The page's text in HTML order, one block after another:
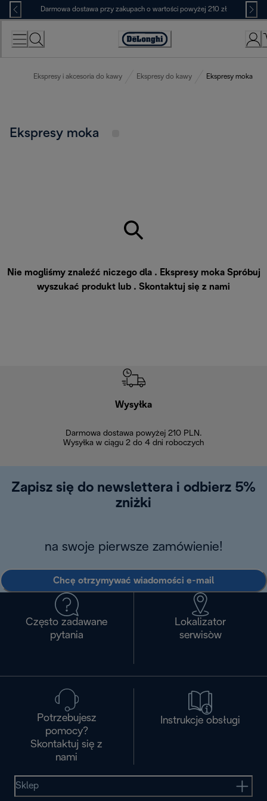
Skip
to
Content
Darmowa dostawa przy zakupach o wartości powyżej 210 zł
Deklaracja
Ekspresy i akcesoria do kawy Ekspresy do kawy Ekspresy moka
Ekspresy moka
Nie mogliśmy znaleźć niczego dla . Ekspresy moka Spróbuj
wyszukać produkt lub . Skontaktuj się z nami
Wysyłka
Darmowa dostawa powyżej 210 PLN.
Wysyłka w ciągu 2 do 4 dni roboczych
Zapisz się do newslettera i odbierz 5%
zniżki
na swoje pierwsze zamówienie!
Chcę otrzymywać wiadomości e-mail
Często zadawane
pytania
Lokalizator
serwisòw
Potrzebujesz
pomocy?
Skontaktuj się z
nami
Instrukcje obsługi
Sklep